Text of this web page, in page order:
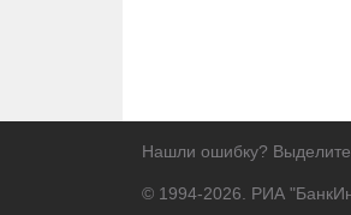
Нашли ошибку? Выделите
© 1994-2026. РИА